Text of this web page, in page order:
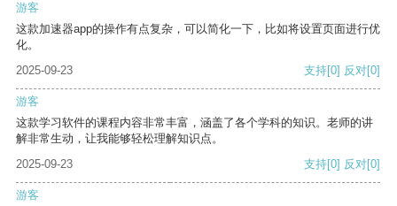
游客
这款加速器app的操作有点复杂，可以简化一下，比如将设置页面进行优
化。
2025-09-23
支持[0] 反对[0]
游客
这款学习软件的课程内容非常丰富，涵盖了各个学科的知识。老师的讲
解非常生动，让我能够轻松理解知识点。
2025-09-23
支持[0] 反对[0]
游客